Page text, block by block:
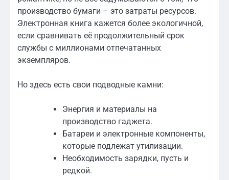
производство бумаги – это затраты ресурсов.
Электронная книга кажется более экологичной,
если сравнивать её продолжительный срок
службы с миллионами отпечатанных
экземпляров.
Но здесь есть свои подводные камни:
Энергия и материалы на
производство гаджета.
Батареи и электронные компоненты,
которые подлежат утилизации.
Необходимость зарядки, пусть и
редкой.